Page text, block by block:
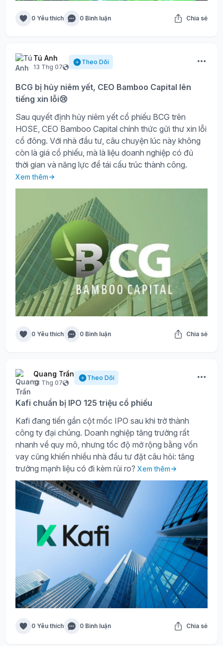
0 Yêu thích 0 Bình luận Chia sẻ
Tú Anh
13 Thg 07
Theo Dõi
BCG bị hủy niêm yết, CEO Bamboo Capital lên
tiếng xin lỗi😢
Sau quyết định hủy niêm yết cổ phiếu BCG trên
HOSE, CEO Bamboo Capital chính thức gửi thư xin lỗi
cổ đông. Với nhà đầu tư, câu chuyện lúc này không
còn là giá cổ phiếu, mà là liệu doanh nghiệp có đủ
thời gian và năng lực để tái cấu trúc thành công.
Xem thêm
0 Yêu thích 0 Bình luận Chia sẻ
Quang Trần
13 Thg 07
Theo Dõi
Kafi chuẩn bị IPO 125 triệu cổ phiếu
Kafi đang tiến gần cột mốc IPO sau khi trở thành
công ty đại chúng. Doanh nghiệp tăng trưởng rất
nhanh về quy mô, nhưng tốc độ mở rộng bằng vốn
vay cũng khiến nhiều nhà đầu tư đặt câu hỏi: tăng
trưởng mạnh liệu có đi kèm rủi ro? Xem thêm
0 Yêu thích 0 Bình luận Chia sẻ